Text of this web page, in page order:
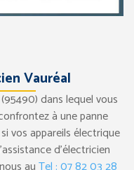
Vauréal
dans lequel vous
à une panne
vos appareils électrique
d’électricien